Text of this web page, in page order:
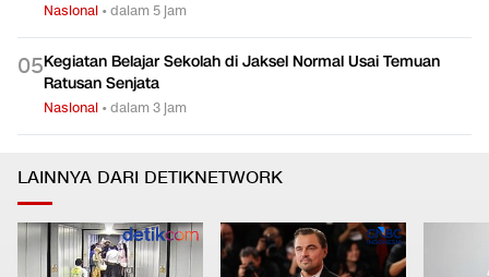
Nasional •dalam 5 jam
05Kegiatan Belajar Sekolah di Jaksel Normal Usai Temuan
Ratusan Senjata
Nasional •dalam 3 jam
LAINNYA DARI DETIKNETWORK